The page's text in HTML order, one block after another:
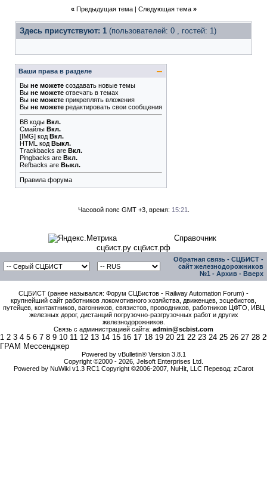
« Предыдущая тема| Следующая тема »
Здесь присутствуют: 1 (пользователей: 0 , гостей: 1)
Ваши права в разделе
Вы не можете создавать новые темы
Вы не можете отвечать в темах
Вы не можете прикреплять вложения
Вы не можете редактировать свои сообщения
BB коды Вкл.
Смайлы Вкл.
[IMG] код Вкл.
HTML код Выкл.
Trackbacks are Вкл.
Pingbacks are Вкл.
Refbacks are Выкл.
Правила форума
Часовой пояс GMT +3, время: 15:21
Справочник
сцбист.ру сцбист.рф
Обратная связь - СЦБИСТ -
сайт железнодорожников
№1 - Архив - Вверх
СЦБИСТ (ранее назывался: Форум СЦБистов - Railway Automation Forum) -
крупнейший сайт работников локомотивного хозяйства, движенцев, эсцебистов,
путейцев, контактников, вагонников, связистов, проводников, работников ЦФТО, ИВЦ
железных дорог, дистанций погрузочно-разгрузочных работ и других
железнодорожников.
Связь с администрацией сайта: admin@scbist.com
1 2 3 4 5 6 7 8 9 10 11 12 13 14 15 16 17 18 19 20 21 22 23 24 25 26 27 28
ГРАМ Мессенджер
Powered by vBulletin® Version 3.8.1
Copyright ©2000 - 2026, Jelsoft Enterprises Ltd.
Powered by NuWiki v1.3 RC1 Copyright ©2006-2007, NuHit, LLC Перевод: zCarot